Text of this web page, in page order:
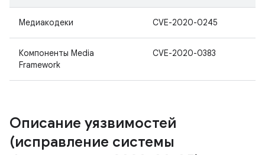
Медиакодеки CVE-2020-0245
Компоненты Media
Framework
CVE-2020-0383
Описание уязвимостей
(исправление системы